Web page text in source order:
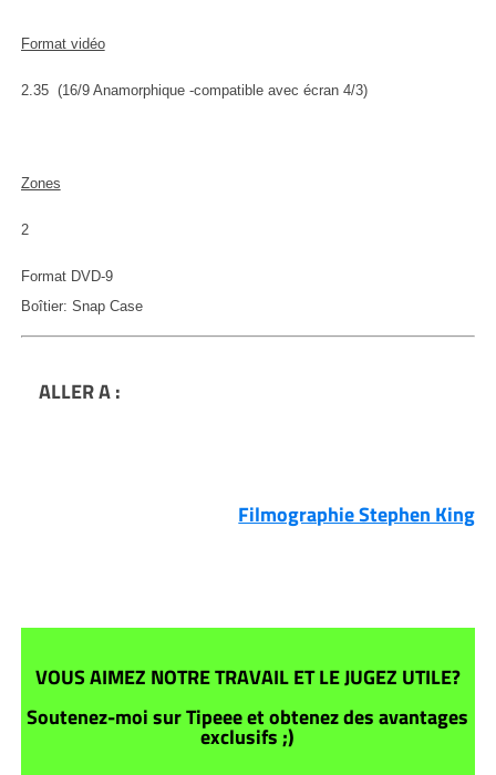
Format vidéo
2.35 (16/9 Anamorphique -compatible avec écran 4/3)
Zones
2
Format DVD-9
Boîtier: Snap Case
ALLER A :
Filmographie Stephen King
VOUS AIMEZ NOTRE TRAVAIL ET LE JUGEZ UTILE?
Soutenez-moi sur Tipeee et obtenez des avantages
exclusifs ;)